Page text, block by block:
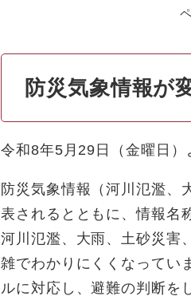
防災気象情報が
令和8年5月29日（金曜日）
防災気象情報（河川氾濫、
表されるとともに、情報名
河川氾濫、大雨、土砂災害
雑でわかりにくくなってい
ルに対応し、避難の判断を